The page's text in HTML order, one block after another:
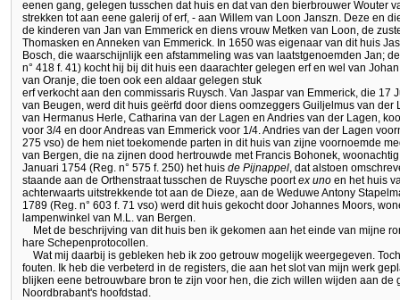
eenen gang, gelegen tusschen dat huis en dat van den bierbrouwer Wouter
strekken tot aan eene galerij of erf, - aan Willem van Loon Janszn. Deze en
de kinderen van Jan van Emmerick en diens vrouw Metken van Loon, de
Thomasken en Anneken van Emmerick. In 1650 was eigenaar van dit huis
Bosch, die waarschijnlijk een afstammeling was van laatstgenoemden Jan;
n° 418 f. 41) kocht hij bij dit huis een daarachter gelegen erf en wel van
van Oranje, die toen ook een aldaar gelegen stuk
erf verkocht aan den commissaris Ruysch. Van Jaspar van Emmerick, die 17
van Beugen, werd dit huis geërfd door diens oomzeggers Guiljelmus van
van Hermanus Herle, Catharina van der Lagen en Andries van der Lagen,
voor 3/4 en door Andreas van Emmerick voor 1/4. Andries van der Lagen
275 vso) de hem niet toekomende parten in dit huis van zijne voornoemde
van Bergen, die na zijnen dood hertrouwde met Francis Bohonek,
Januari 1754 (Reg. n° 575 f. 250) het huis de Pijnappel, dat alstoen
staande aan de Orthenstraat tusschen de Ruysche poortex uno en het huis
achterwaarts uitstrekkende tot aan de Dieze, aan de Weduwe Antony
1789 (Reg. n° 603 f. 71 vso) werd dit huis gekocht door Johannes Moors,
lampenwinkel van M.L. van Bergen.
Met de beschrijving van dit huis ben ik gekomen aan het einde van mijne
hare Schepenprotocollen.
Wat mij daarbij is gebleken heb ik zoo getrouw mogelijk weergegeven.
fouten. Ik heb die verbeterd in de registers, die aan het slot van mijn werk
blijken eene betrouwbare bron te zijn voor hen, die zich willen wijden aan de
Noordbrabant's hoofdstad.